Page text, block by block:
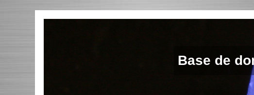
Base de